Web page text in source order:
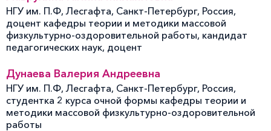
НГУ им. П.Ф, Лесгафта, Санкт-Петербург, Россия,
доцент кафедры теории и методики массовой
физкультурно-оздоровительной работы, кандидат
педагогических наук, доцент
Дунаева Валерия Андреевна
НГУ им. П.Ф, Лесгафта, Санкт-Петербург, Россия,
студентка 2 курса очной формы кафедры теории и
методики массовой физкультурно-оздоровительной
работы